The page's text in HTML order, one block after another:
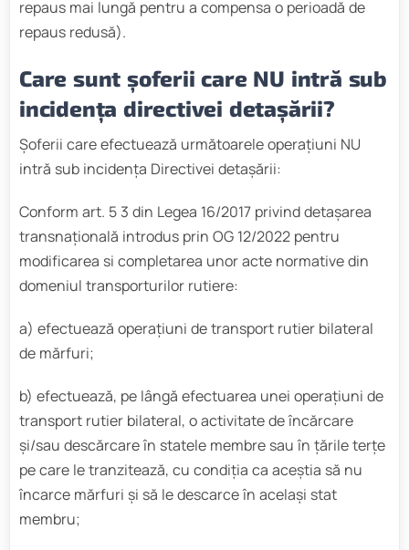
repaus mai lungă pentru a compensa o perioadă de
repaus redusă).
Care sunt șoferii care NU intră sub
incidența directivei detașării?
Șoferii care efectuează următoarele operațiuni NU
intră sub incidența Directivei detașării:
Conform art. 5 3 din Legea 16/2017 privind detașarea
transnațională introdus prin OG 12/2022 pentru
modificarea si completarea unor acte normative din
domeniul transporturilor rutiere:
a) efectuează operațiuni de transport rutier bilateral
de mărfuri;
b) efectuează, pe lângă efectuarea unei operațiuni de
transport rutier bilateral, o activitate de încărcare
și/sau descărcare în statele membre sau în țările terțe
pe care le tranzitează, cu condiția ca aceștia să nu
încarce mărfuri și să le descarce în același stat
membru;